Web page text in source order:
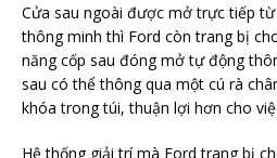
Cửa sau ngoài được mở trực tiếp
thông minh thì Ford còn trang bị
năng cốp sau đóng mở tự động
sau có thể thông qua một cú rà
khóa trong túi, thuận lợi hơn cho
Hệ thống giải trí mà Ford trang bị